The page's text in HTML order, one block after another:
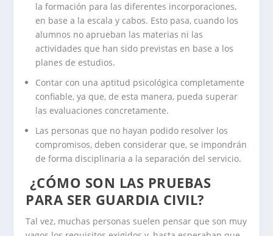
la formación para las diferentes incorporaciones,
en base a la escala y cabos. Esto pasa, cuando los
alumnos no aprueban las materias ni las
actividades que han sido previstas en base a los
planes de estudios.
Contar con una aptitud psicológica completamente
confiable, ya que, de esta manera, pueda superar
las evaluaciones concretamente.
Las personas que no hayan podido resolver los
compromisos, deben considerar que, se impondrán
de forma disciplinaria a la separación del servicio.
¿CÓMO SON LAS PRUEBAS
PARA SER GUARDIA CIVIL?
Tal vez, muchas personas suelen pensar que son muy